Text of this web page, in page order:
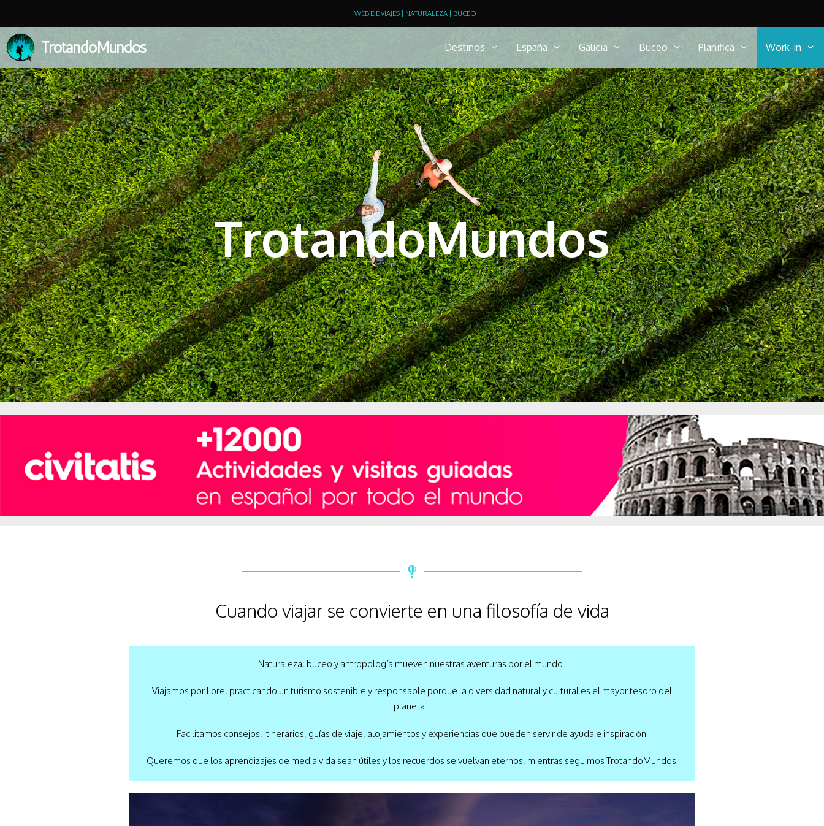
WEB DE VIAJES | NATURALEZA | BUCEO
TrotandoMundos Destinos España Galicia Buceo Planifica Work-in
TrotandoMundos
Cuando viajar se convierte en una filosofía de vida
Naturaleza, buceo y antropología mueven nuestras aventuras por el mundo.
Viajamos por libre, practicando un turismo sostenible y responsable porque la diversidad natural y cultural es el mayor tesoro del
planeta.
Facilitamos consejos, itinerarios, guías de viaje, alojamientos y experiencias que pueden servir de ayuda e inspiración.
Queremos que los aprendizajes de media vida sean útiles y los recuerdos se vuelvan eternos, mientras seguimos TrotandoMundos.